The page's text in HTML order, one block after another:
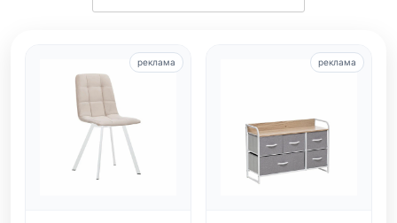
реклама реклама